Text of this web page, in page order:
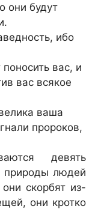
они будут
ибо
вас, и
вас всякое
ваша
пророков,
девять
природы людей
скорбят из-
они кротко